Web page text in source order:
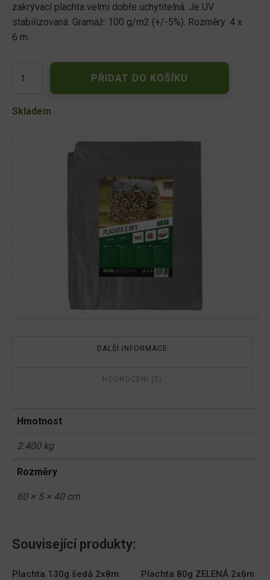
zakrývací plachta velmi dobře uchytitelná. Je UV
stabilizovaná. Gramáž: 100 g/m2 (+/-5%). Rozměry: 4 x
6 m.
kašírovaná
4x6m
PŘIDAT DO KOŠÍKU
Skladem
DALŠÍ INFORMACE
HODNOCENÍ (0)
Hmotnost
2.400 kg
Rozměry
60 × 5 × 40 cm
Související produkty:
Plachta 130g šedá 2x8m Plachta 80g ZELENÁ 2x6m